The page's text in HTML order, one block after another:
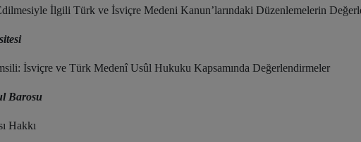
İlgili Türk ve İsviçre Medeni Kanun’larındaki Düzenlemelerin
İsviçre ve Türk Medenî Usûl Hukuku Kapsamında Değerlendirmeler
Barosu
Hakkı